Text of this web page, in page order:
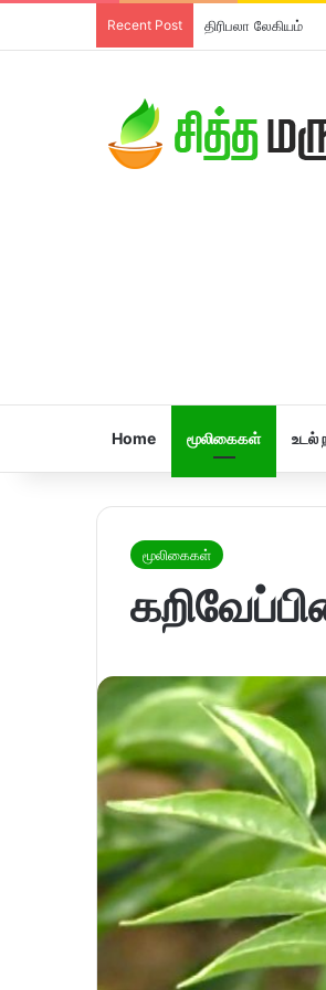
Recent Post தாளிசப்பத்திரி
Home மூலிகைகள் உடல்
மூலிகைகள்